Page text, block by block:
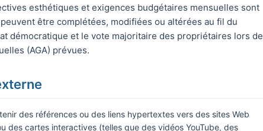
esthétiques et exigences budgétaires mensuelles sont
être complétées, modifiées ou altérées au fil du
démocratique et le vote majoritaire des propriétaires lors de
(AGA) prévues.
des références ou des liens hypertextes vers des sites Web
des cartes interactives (telles que des vidéos YouTube, des